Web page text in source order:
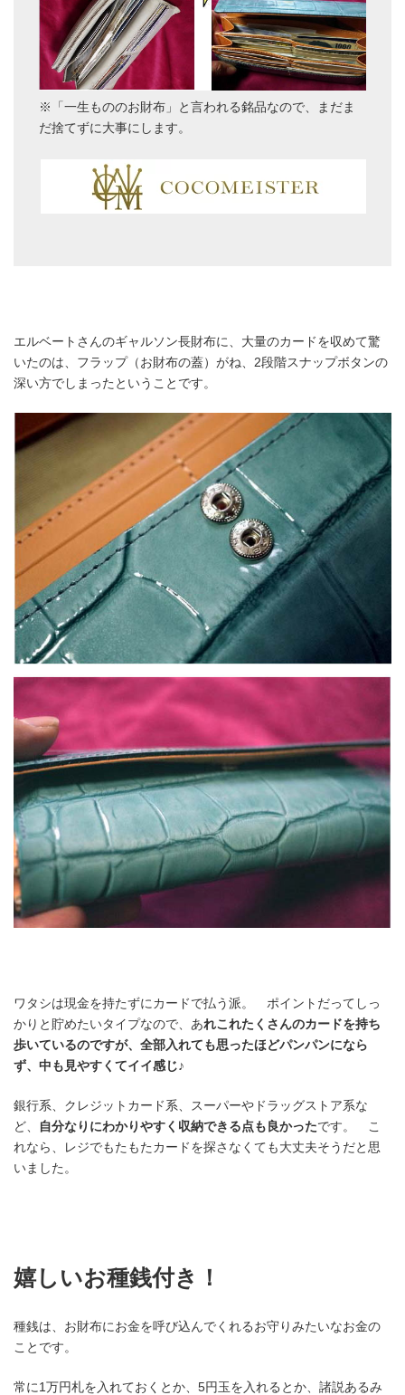
※「一生もののお財布」と言われる銘品なので、まだま
だ捨てずに大事にします。
エルベートさんのギャルソン長財布に、大量のカードを収めて驚
いたのは、フラップ（お財布の蓋）がね、2段階スナップボタンの
深い方でしまったということです。
ワタシは現金を持たずにカードで払う派。 ポイントだってしっ
かりと貯めたいタイプなので、あれこれたくさんのカードを持ち
歩いているのですが、全部入れても思ったほどパンパンになら
ず、中も見やすくてイイ感じ♪
銀行系、クレジットカード系、スーパーやドラッグストア系な
ど、
自分なりにわかりやすく収納できる点も良かったです。 こ
れなら、レジでもたもたカードを探さなくても大丈夫そうだと思
いました。
嬉しいお種銭付き！
種銭は、お財布にお金を呼び込んでくれるお守りみたいなお金の
ことです。
常に1万円札を入れておくとか、5円玉を入れるとか、諸説あるみ